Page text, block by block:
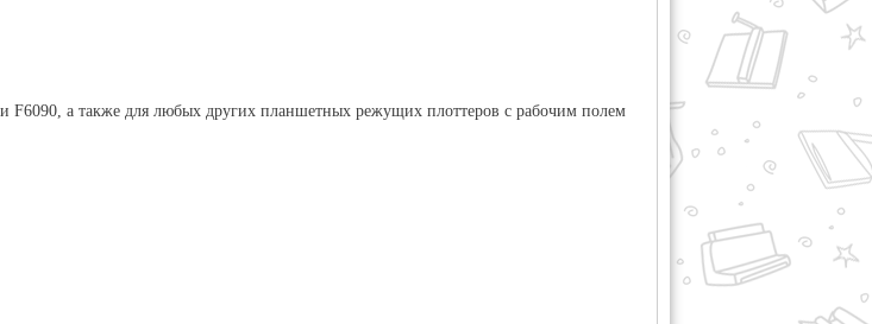
F6090, а также для любых других планшетных режущих плоттеров с рабочим полем